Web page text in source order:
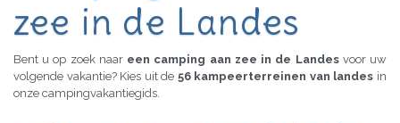
zee in de Landes
Bent u op zoek naar een camping aan zee in de Landes voor uw
volgende vakantie? Kies uit de 56 kampeerterreinen van landes in
onze campingvakantiegids.